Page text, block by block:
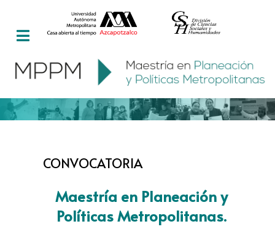
CONVOCATORIA
Maestría en Planeación y
Políticas Metropolitanas.